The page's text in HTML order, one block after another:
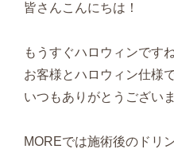
皆さんこんにちは！
もうすぐハロウィンですね
お客様とハロウィン仕様
いつもありがとうござい
MOREでは施術後のドリ